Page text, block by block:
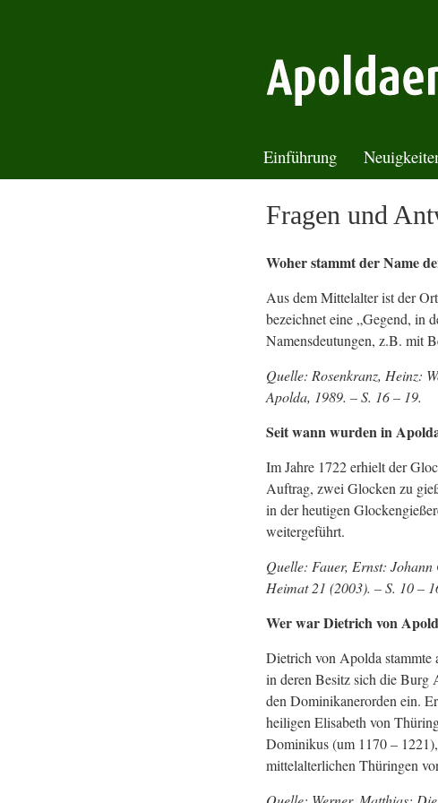
Einführung
Fragen und
Woher stammt der Name
Aus dem Mittelalter ist der
bezeichnet eine „Gegend, in
Namensdeutungen, z.B. mit
Quelle: Rosenkranz, Heinz:
Apolda, 1989. – S. 16 – 19.
Seit wann wurden in
Im Jahre 1722 erhielt der
Auftrag, zwei Glocken zu
in der heutigen
weitergeführt.
Quelle: Fauer, Ernst:
Heimat 21 (2003). – S. 10 –
Wer war Dietrich von
Dietrich von Apolda stammte
in deren Besitz sich die Burg
den Dominikanerorden ein.
heiligen Elisabeth von
Dominikus (um 1170 –
mittelalterlichen Thüringen